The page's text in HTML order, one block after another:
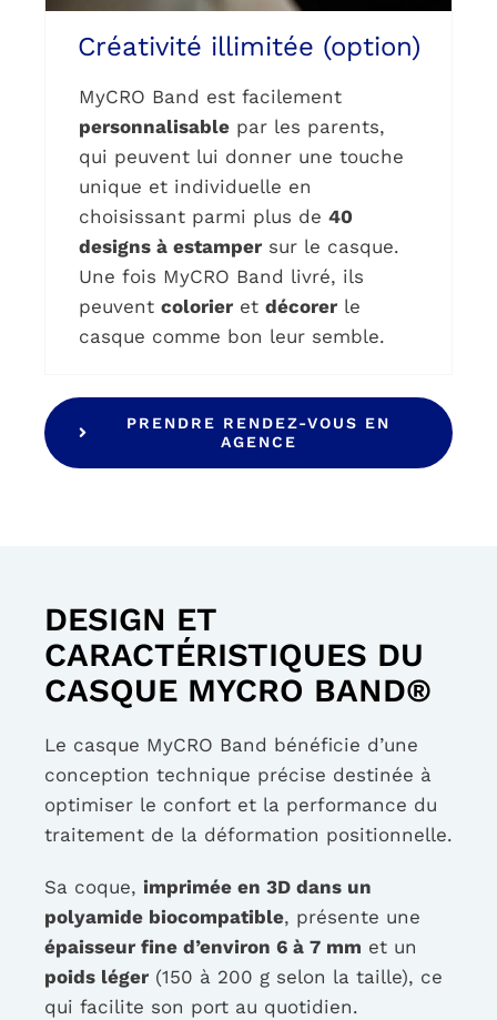
Créativité illimitée (option)
MyCRO Band est facilement
personnalisablepar les parents,
qui peuvent lui donner une touche
unique et individuelle en
choisissant parmi plus de 40
designs à estampersur le casque.
Une fois MyCRO Band livré, ils
peuvent colorieret décorerle
casque comme bon leur semble.
PRENDRE RENDEZ-VOUS EN
AGENCE
DESIGN ET
CARACTÉRISTIQUES DU
CASQUE MYCRO BAND®
Le casque MyCRO Band bénéficie d’une
conception technique précise destinée à
optimiser le confort et la performance du
traitement de la déformation positionnelle.
Sa coque, imprimée en 3D dans un
polyamide biocompatible, présente une
épaisseur fine d’environ 6 à 7 mm et un
poids léger (150 à 200 g selon la taille), ce
qui facilite son port au quotidien.